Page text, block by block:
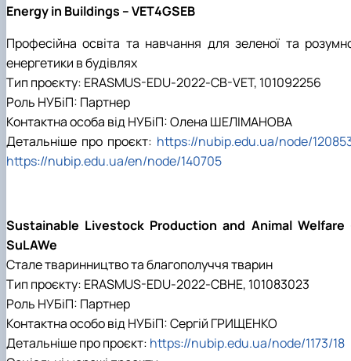
Energy in Buildings – VET4GSEB
Професійна освіта та навчання для зеленої та
енергетики в будівлях
Тип проєкту: ERASMUS-EDU-2022-CB-VET, 101092256
Роль НУБіП: Партнер
Контактна особа від НУБіП: Олена ШЕЛІМАНОВА
Детальніше про проєкт: https://nubip.edu.ua/node/
https://nubip.edu.ua/en/node/140705
Sustainable Livestock Production and Animal Welfare
SuLAWe
Стале тваринництво та благополуччя тварин
Тип проєкту: ERASMUS-EDU-2022-CBHE, 101083023
Роль НУБіП: Партнер
Контактна особо від НУБіП: Сергій ГРИЩЕНКО
Детальніше про проєкт: https://nubip.edu.ua/node/1173/18